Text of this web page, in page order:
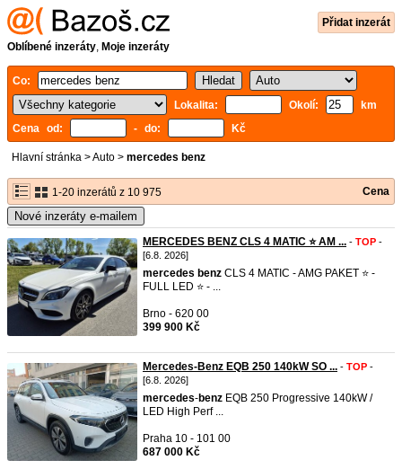
Přidat inzerát
Oblíbené inzeráty, Moje inzeráty
Co:
Lokalita:
Okolí:
km
Cena od:
- do: Kč
Hlavní stránka >Auto > mercedes benz
1-20 inzerátů z 10 975 Cena
Nové inzeráty e-mailem
MERCEDES BENZ CLS 4 MATIC ⭐ AM ... - TOP -
[6.8. 2026]
mercedes benz CLS 4 MATIC - AMG PAKET ⭐ -
FULL LED ⭐ - ...
Brno - 620 00
399 900 Kč
Mercedes-Benz EQB 250 140kW SO ... - TOP -
[6.8. 2026]
mercedes-benz EQB 250 Progressive 140kW /
LED High Perf ...
Praha 10 - 101 00
687 000 Kč